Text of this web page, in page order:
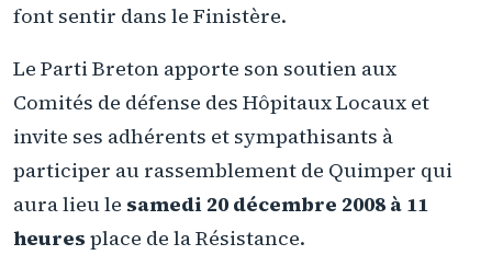
font sentir dans le Finistère.
Le Parti Breton apporte son soutien aux
Comités de défense des Hôpitaux Locaux et
invite ses adhérents et sympathisants à
participer au rassemblement de Quimper qui
aura lieu le samedi 20 décembre 2008 à 11
heures place de la Résistance.